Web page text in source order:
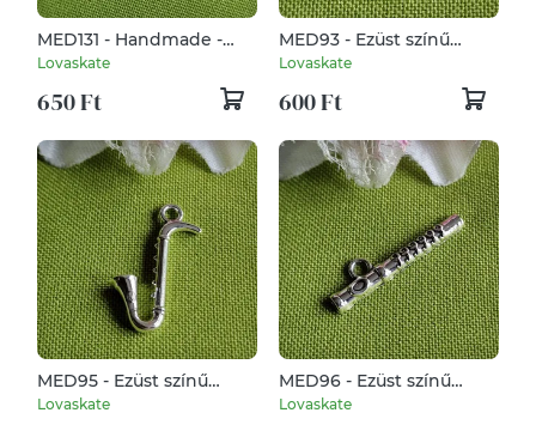
MED131 - Handmade -
Piroska szövet díszítésű
Lovaskate
650 Ft
MED93 - Ezüst színű
zenész medál 16x20mm –
Lovaskate
600 Ft
MED95 - Ezüst színű
zenész medál 20x27mm
Lovaskate
MED96 - Ezüst színű
zenész medál 29x7mm –
Lovaskate